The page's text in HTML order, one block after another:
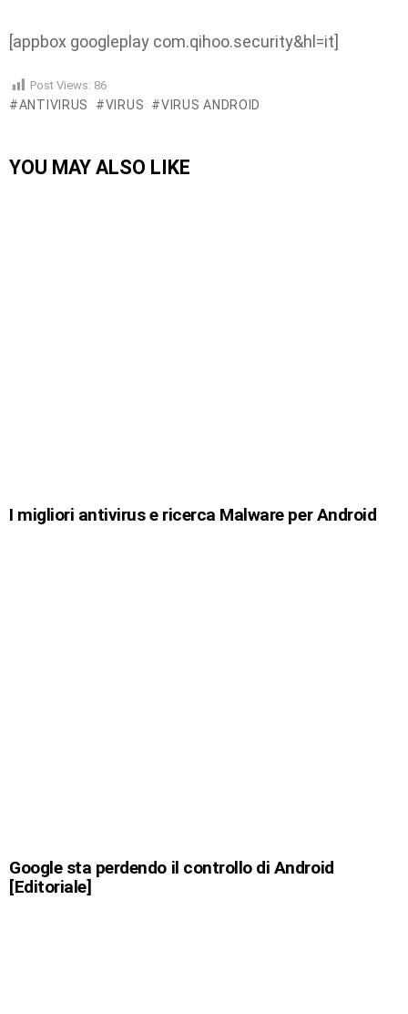
[appbox googleplay com.qihoo.security&hl=it]
Post Views: 86
ANTIVIRUS VIRUS VIRUS ANDROID
YOU MAY ALSO LIKE
I migliori antivirus e ricerca Malware per Android
Google sta perdendo il controllo di Android
[Editoriale]